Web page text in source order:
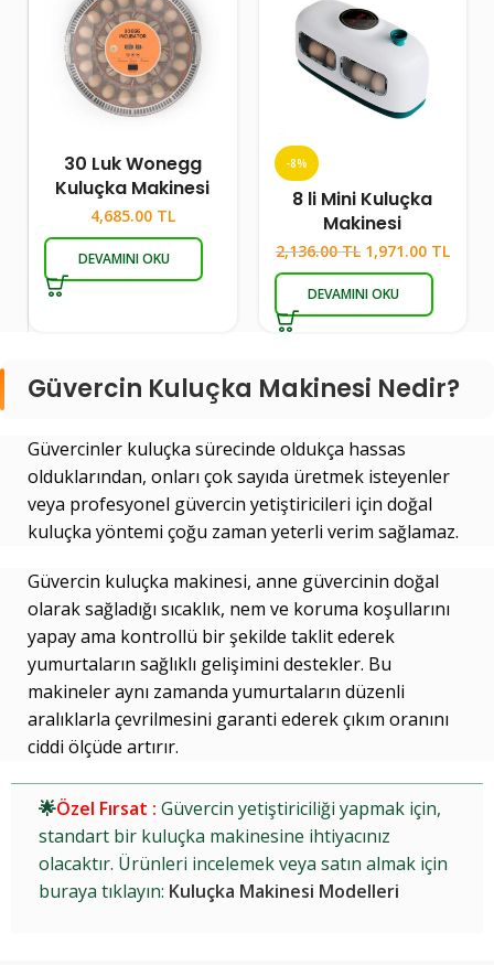
30 Luk Wonegg
Kuluçka Makinesi
4,685.00 TL
DEVAMINI OKU
-8%
8 li Mini Kuluçka
Makinesi
2,136.00TL 1,971.00 TL
DEVAMINI OKU
Güvercin Kuluçka Makinesi Nedir?
Güvercinler kuluçka sürecinde oldukça hassas
olduklarından, onları çok sayıda üretmek isteyenler
veya profesyonel güvercin yetiştiricileri için doğal
kuluçka yöntemi çoğu zaman yeterli verim sağlamaz.
Güvercin kuluçka makinesi, anne güvercinin doğal
olarak sağladığı sıcaklık, nem ve koruma koşullarını
yapay ama kontrollü bir şekilde taklit ederek
yumurtaların sağlıklı gelişimini destekler. Bu
makineler aynı zamanda yumurtaların düzenli
aralıklarla çevrilmesini garanti ederek çıkım oranını
ciddi ölçüde artırır.
🌟Özel Fırsat : Güvercin yetiştiriciliği yapmak için,
standart bir kuluçka makinesine ihtiyacınız
olacaktır. Ürünleri incelemek veya satın almak için
buraya tıklayın: Kuluçka Makinesi Modelleri